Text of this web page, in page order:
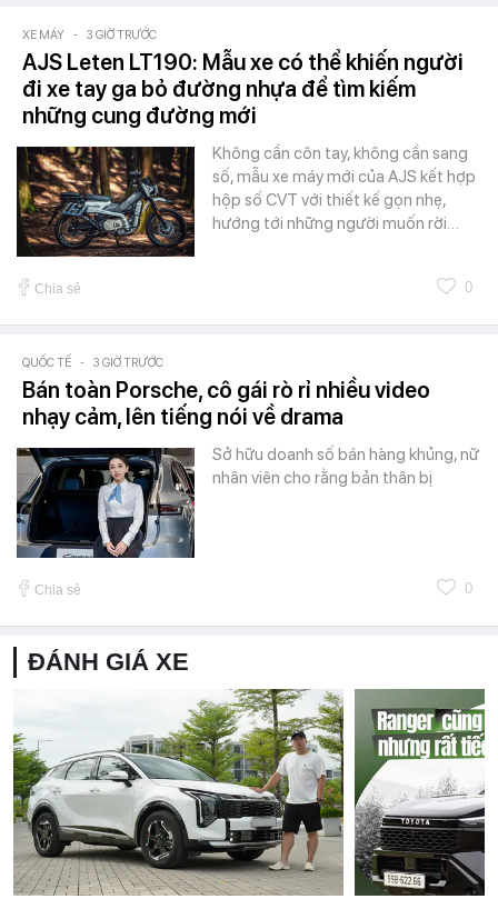
XE MÁY - 3 GIỜ TRƯỚC
AJS Leten LT190: Mẫu xe có thể khiến người
đi xe tay ga bỏ đường nhựa để tìm kiếm
những cung đường mới
Không cần côn tay, không cần sang
số, mẫu xe máy mới của AJS kết hợp
hộp số CVT với thiết kế gọn nhẹ,
hướng tới những người muốn rời…
Chia sẻ 0
QUỐC TẾ - 3 GIỜ TRƯỚC
Bán toàn Porsche, cô gái rò rỉ nhiều video
nhạy cảm, lên tiếng nói về drama
Sở hữu doanh số bán hàng khủng, nữ
nhân viên cho rằng bản thân bị
Chia sẻ 0
ĐÁNH GIÁ XE